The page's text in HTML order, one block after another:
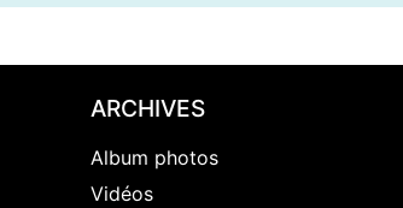
ARCHIVES
Album photos
Vidéos